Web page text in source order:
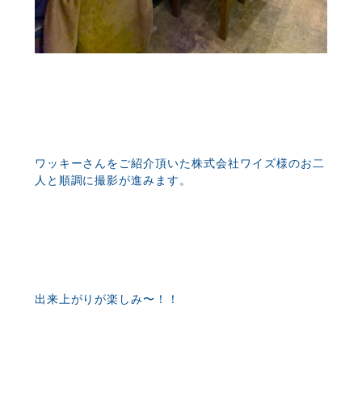
ワッキーさんをご紹介頂いた株式会社ワイズ様のお二
人と順調に撮影が進みます。
出来上がりが楽しみ〜！！